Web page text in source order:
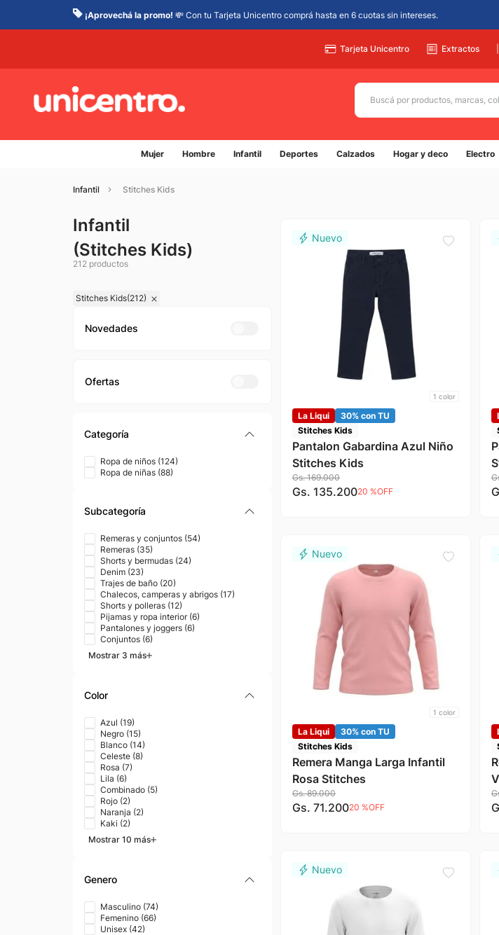
¡Aprovechá la promo! 💸 Con tu Tarjeta Unicentro comprá hasta en 6 cuotas sin intereses.
Tarjeta Unicentro Extractos
Buscá por productos,
Términos más buscados
4. caterpillar
botin
Mujer Hombre Infantil Deportes Calzados Hogar y deco Electro
Infantil Stitches Kids
Infantil
(Stitches Kids)
212 productos
Stitches Kids(212)
Categoría
Ropa de niños (124)
Ropa de niñas (88)
Subcategoría
Remeras y conjuntos (54)
Remeras (35)
Shorts y bermudas (24)
Denim (23)
Trajes de baño (20)
Chalecos, camperas y abrigos (17)
Shorts y polleras (12)
Pijamas y ropa interior (6)
Pantalones y joggers (6)
Conjuntos (6)
Mostrar 3 más
Color
Azul (19)
Negro (15)
Blanco (14)
Celeste (8)
Rosa (7)
Lila (6)
Combinado (5)
Rojo (2)
Naranja (2)
Kaki (2)
Mostrar 10 más
Genero
Masculino (74)
Femenino (66)
Unisex (42)
Novedades
1 color
La Liqui
30% con TU
Stitches Kids
Pantalon Gabardina Azul Niño
Stitches Kids
Gs. 169.000
Gs. 135.20020 %OFF
1 color
La Liqui
30% con TU
Stitches Kids
Remera Manga Larga Infantil
Rosa Stitches
Gs. 89.000
Gs. 71.20020 %OFF